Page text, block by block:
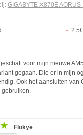
GIGABYTE X870E
voor mijn nieuwe
gegaan. Die er in mijn
Ook het aansluiten
gebruiken.
Flokye